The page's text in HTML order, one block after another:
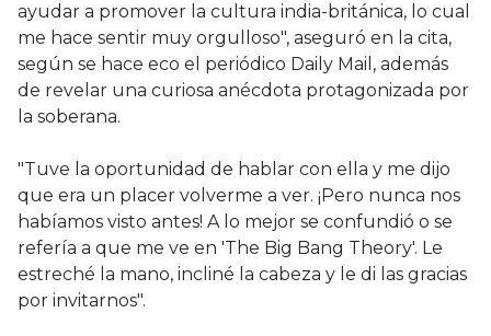
ayudar a promover la cultura india-británica, lo cual
me hace sentir muy orgulloso", aseguró en la cita,
según se hace eco el periódico Daily Mail, además
de revelar una curiosa anécdota protagonizada por
la soberana.
"Tuve la oportunidad de hablar con ella y me dijo
que era un placer volverme a ver. ¡Pero nunca nos
habíamos visto antes! A lo mejor se confundió o se
refería a que me ve en 'The Big Bang Theory'. Le
estreché la mano, incliné la cabeza y le di las gracias
por invitarnos".